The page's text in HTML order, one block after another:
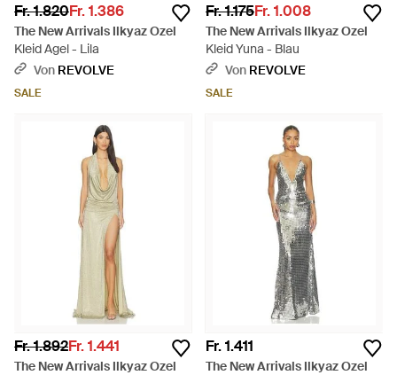
Fr. 1.820Fr. 1.386
The New Arrivals Ilkyaz Ozel
Kleid Agel - Lila
Von REVOLVE
SALE
Fr. 1.175Fr. 1.008
The New Arrivals Ilkyaz Ozel
Kleid Yuna - Blau
Von REVOLVE
SALE
Fr. 1.892Fr. 1.441
The New Arrivals Ilkyaz Ozel
Fr. 1.411
The New Arrivals Ilkyaz Ozel